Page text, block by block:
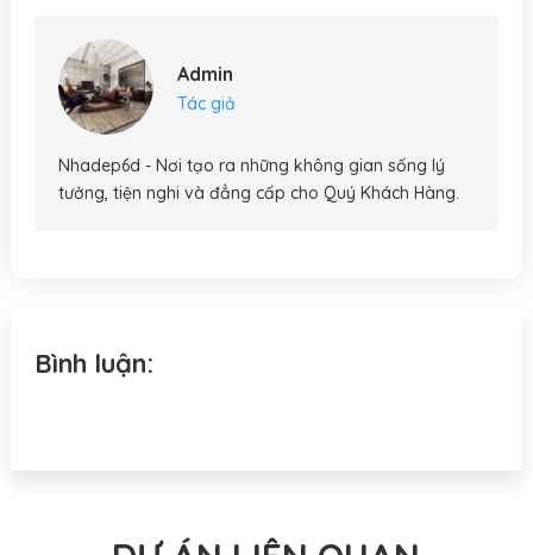
Admin
Tác giả
Nhadep6d - Nơi tạo ra những không gian sống lý
tưởng, tiện nghi và đẳng cấp cho Quý Khách Hàng.
Bình luận: